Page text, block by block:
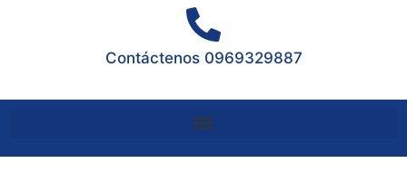
Contáctenos 0969329887